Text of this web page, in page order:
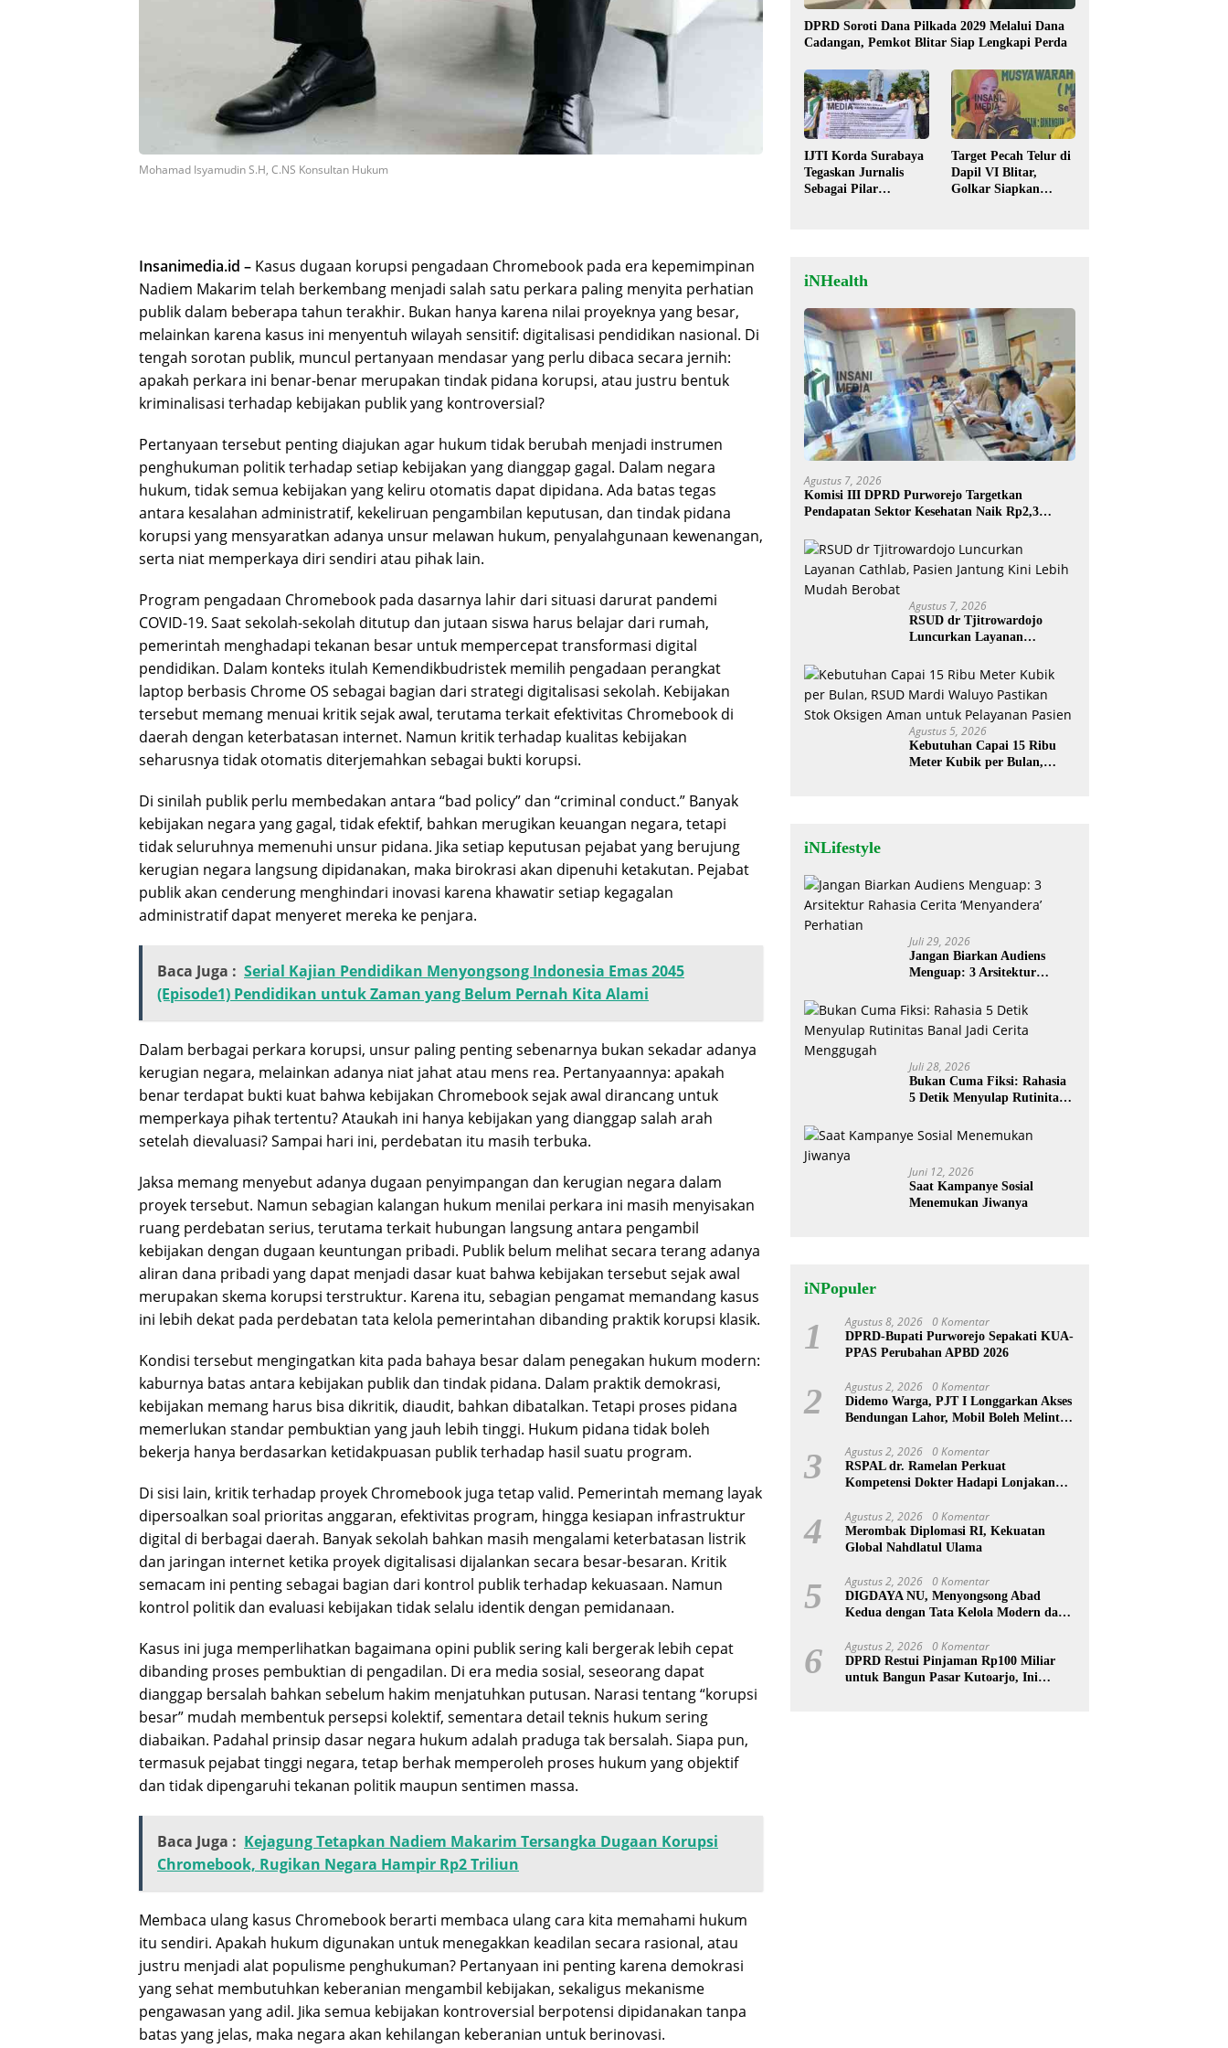
Mohamad Isyamudin S.H, C.NS Konsultan Hukum
Insanimedia.id – Kasus dugaan korupsi pengadaan Chromebook pada era kepemimpinan
Nadiem Makarim telah berkembang menjadi salah satu perkara paling menyita perhatian
publik dalam beberapa tahun terakhir. Bukan hanya karena nilai proyeknya yang besar,
melainkan karena kasus ini menyentuh wilayah sensitif: digitalisasi pendidikan nasional. Di
tengah sorotan publik, muncul pertanyaan mendasar yang perlu dibaca secara jernih:
apakah perkara ini benar-benar merupakan tindak pidana korupsi, atau justru bentuk
kriminalisasi terhadap kebijakan publik yang kontroversial?
Pertanyaan tersebut penting diajukan agar hukum tidak berubah menjadi instrumen
penghukuman politik terhadap setiap kebijakan yang dianggap gagal. Dalam negara
hukum, tidak semua kebijakan yang keliru otomatis dapat dipidana. Ada batas tegas
antara kesalahan administratif, kekeliruan pengambilan keputusan, dan tindak pidana
korupsi yang mensyaratkan adanya unsur melawan hukum, penyalahgunaan kewenangan,
serta niat memperkaya diri sendiri atau pihak lain.
Program pengadaan Chromebook pada dasarnya lahir dari situasi darurat pandemi
COVID-19. Saat sekolah-sekolah ditutup dan jutaan siswa harus belajar dari rumah,
pemerintah menghadapi tekanan besar untuk mempercepat transformasi digital
pendidikan. Dalam konteks itulah Kemendikbudristek memilih pengadaan perangkat
laptop berbasis Chrome OS sebagai bagian dari strategi digitalisasi sekolah. Kebijakan
tersebut memang menuai kritik sejak awal, terutama terkait efektivitas Chromebook di
daerah dengan keterbatasan internet. Namun kritik terhadap kualitas kebijakan
seharusnya tidak otomatis diterjemahkan sebagai bukti korupsi.
Di sinilah publik perlu membedakan antara “bad policy” dan “criminal conduct.” Banyak
kebijakan negara yang gagal, tidak efektif, bahkan merugikan keuangan negara, tetapi
tidak seluruhnya memenuhi unsur pidana. Jika setiap keputusan pejabat yang berujung
kerugian negara langsung dipidanakan, maka birokrasi akan dipenuhi ketakutan. Pejabat
publik akan cenderung menghindari inovasi karena khawatir setiap kegagalan
administratif dapat menyeret mereka ke penjara.
Baca Juga : Serial Kajian Pendidikan Menyongsong Indonesia Emas 2045
(Episode1) Pendidikan untuk Zaman yang Belum Pernah Kita Alami
Dalam berbagai perkara korupsi, unsur paling penting sebenarnya bukan sekadar adanya
kerugian negara, melainkan adanya niat jahat atau mens rea. Pertanyaannya: apakah
benar terdapat bukti kuat bahwa kebijakan Chromebook sejak awal dirancang untuk
memperkaya pihak tertentu? Ataukah ini hanya kebijakan yang dianggap salah arah
setelah dievaluasi? Sampai hari ini, perdebatan itu masih terbuka.
Jaksa memang menyebut adanya dugaan penyimpangan dan kerugian negara dalam
proyek tersebut. Namun sebagian kalangan hukum menilai perkara ini masih menyisakan
ruang perdebatan serius, terutama terkait hubungan langsung antara pengambil
kebijakan dengan dugaan keuntungan pribadi. Publik belum melihat secara terang adanya
aliran dana pribadi yang dapat menjadi dasar kuat bahwa kebijakan tersebut sejak awal
merupakan skema korupsi terstruktur. Karena itu, sebagian pengamat memandang kasus
ini lebih dekat pada perdebatan tata kelola pemerintahan dibanding praktik korupsi klasik.
Kondisi tersebut mengingatkan kita pada bahaya besar dalam penegakan hukum modern:
kaburnya batas antara kebijakan publik dan tindak pidana. Dalam praktik demokrasi,
kebijakan memang harus bisa dikritik, diaudit, bahkan dibatalkan. Tetapi proses pidana
memerlukan standar pembuktian yang jauh lebih tinggi. Hukum pidana tidak boleh
bekerja hanya berdasarkan ketidakpuasan publik terhadap hasil suatu program.
Di sisi lain, kritik terhadap proyek Chromebook juga tetap valid. Pemerintah memang layak
dipersoalkan soal prioritas anggaran, efektivitas program, hingga kesiapan infrastruktur
digital di berbagai daerah. Banyak sekolah bahkan masih mengalami keterbatasan listrik
dan jaringan internet ketika proyek digitalisasi dijalankan secara besar-besaran. Kritik
semacam ini penting sebagai bagian dari kontrol publik terhadap kekuasaan. Namun
kontrol politik dan evaluasi kebijakan tidak selalu identik dengan pemidanaan.
Kasus ini juga memperlihatkan bagaimana opini publik sering kali bergerak lebih cepat
dibanding proses pembuktian di pengadilan. Di era media sosial, seseorang dapat
dianggap bersalah bahkan sebelum hakim menjatuhkan putusan. Narasi tentang “korupsi
besar” mudah membentuk persepsi kolektif, sementara detail teknis hukum sering
diabaikan. Padahal prinsip dasar negara hukum adalah praduga tak bersalah. Siapa pun,
termasuk pejabat tinggi negara, tetap berhak memperoleh proses hukum yang objektif
dan tidak dipengaruhi tekanan politik maupun sentimen massa.
Baca Juga : Kejagung Tetapkan Nadiem Makarim Tersangka Dugaan Korupsi
Chromebook, Rugikan Negara Hampir Rp2 Triliun
Membaca ulang kasus Chromebook berarti membaca ulang cara kita memahami hukum
itu sendiri. Apakah hukum digunakan untuk menegakkan keadilan secara rasional, atau
justru menjadi alat populisme penghukuman? Pertanyaan ini penting karena demokrasi
yang sehat membutuhkan keberanian mengambil kebijakan, sekaligus mekanisme
pengawasan yang adil. Jika semua kebijakan kontroversial berpotensi dipidanakan tanpa
batas yang jelas, maka negara akan kehilangan keberanian untuk berinovasi.
DPRD Soroti Dana Pilkada 2029 Melalui Dana
Cadangan, Pemkot Blitar Siap Lengkapi Perda
IJTI Korda Surabaya
Tegaskan Jurnalis
Sebagai Pilar
Target Pecah Telur di
Dapil VI Blitar,
Golkar Siapkan
iNHealth
Agustus 7, 2026
Komisi III DPRD Purworejo Targetkan
Pendapatan Sektor Kesehatan Naik Rp2,3
Agustus 7, 2026
RSUD dr Tjitrowardojo
Luncurkan Layanan
Lebih Mudah Berobat
Agustus 5, 2026
Kebutuhan Capai 15 Ribu
Meter Kubik per Bulan,
iNLifestyle
Juli 29, 2026
Jangan Biarkan Audiens
Menguap: 3 Arsitektur
Perhatian
Juli 28, 2026
Bukan Cuma Fiksi: Rahasia
5 Detik Menyulap Rutinitas
Menggugah
Juni 12, 2026
Saat Kampanye Sosial
Menemukan Jiwanya
iNPopuler
1 Agustus 8, 2026 0 Komentar
DPRD-Bupati Purworejo Sepakati KUA-
PPAS Perubahan APBD 2026
2 Agustus 2, 2026 0 Komentar
Didemo Warga, PJT I Longgarkan Akses
Bendungan Lahor, Mobil Boleh Melintas
3 Agustus 2, 2026 0 Komentar
RSPAL dr. Ramelan Perkuat
Kompetensi Dokter Hadapi Lonjakan
4 Agustus 2, 2026 0 Komentar
Merombak Diplomasi RI, Kekuatan
Global Nahdlatul Ulama
5 Agustus 2, 2026 0 Komentar
DIGDAYA NU, Menyongsong Abad
Kedua dengan Tata Kelola Modern dan
6 Agustus 2, 2026 0 Komentar
DPRD Restui Pinjaman Rp100 Miliar
untuk Bangun Pasar Kutoarjo, Ini